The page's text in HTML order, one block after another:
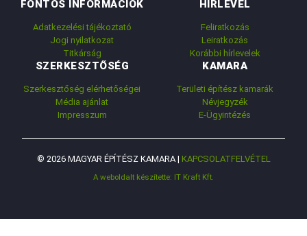
FONTOS INFORMÁCIÓK
Adatkezelési tájékoztató
Jogi nyilatkozat
Titkárság
HÍRLEVÉL
Feliratkozás
Leiratkozás
Korábbi hírlevelek
SZERKESZTŐSÉG
Szerkesztőség elérhetőségei
Média ajánlat
Impresszum
KAMARA
Területi építész kamarák
Névjegyzék
E-Ügyintézés
© 2026 MAGYAR ÉPÍTÉSZ KAMARA | KAPCSOLATFELVÉTEL
A weboldalt készítette: IT Kraft Kft.